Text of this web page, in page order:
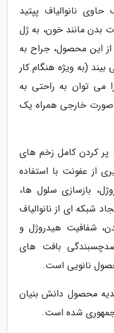
نانوالیاف پپتید
بدن مانند خون، به ژل
این محصول، جراح به
(به ویژه هنگام کار
می توان به راحتی به
صورت خارجی همراه یک
پر کردن کامل زخم های
از عفونت با استفاده
بازسازی سلول ها،
شبکه ای از نانوالیاف
شفافیت هیدروژل و
بافت های
نانویی است.
محصول دانش بنیان
جمهوری شده است.